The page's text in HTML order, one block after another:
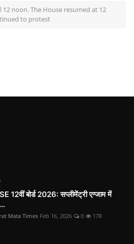
noon. The House resumed at 12
to protest
12वीं बोर्ड 2026: सप्लीमेंट्री एग्जाम में
Mata Times Feb 16, 2026 0 178